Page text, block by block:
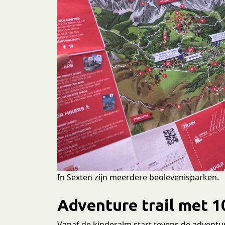
In Sexten zijn meerdere beolevenisparken.
Adventure trail met